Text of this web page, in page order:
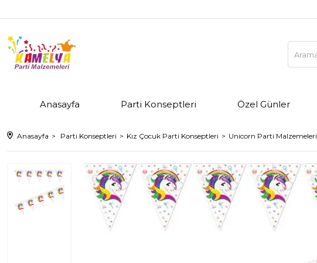
Anasayfa Parti Konseptleri Özel Günler
Anasayfa Parti Konseptleri Kız Çocuk Parti Konseptleri Unicorn Parti Malzemeleri